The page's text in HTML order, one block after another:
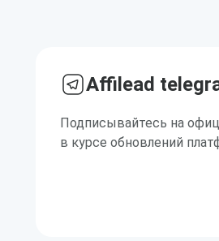
Affilead
Подписывайтесь на
в курсе обновлений